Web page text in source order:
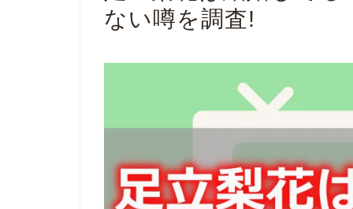
ない噂を調査!